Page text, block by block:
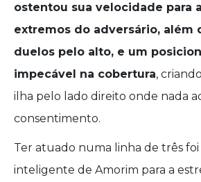
ostentou sua velocidade para
extremos do adversário, além
duelos pelo alto, e um
impecável na cobertura,
ilha pelo lado direito onde nada
consentimento.
Ter atuado numa linha de três foi
inteligente de Amorim para a